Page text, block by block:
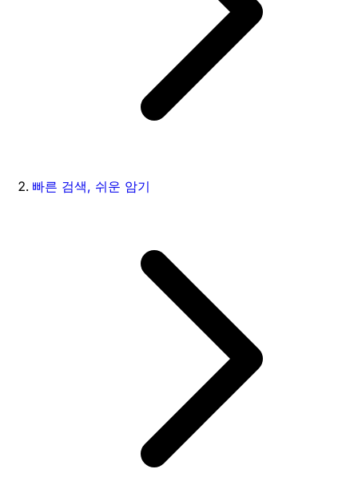
빠른 검색, 쉬운 암기